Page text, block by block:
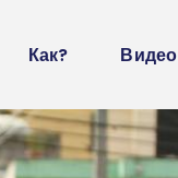
Как? Видео